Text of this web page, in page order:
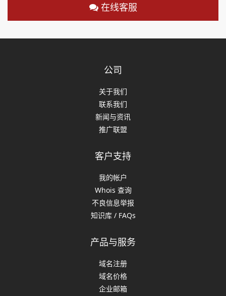
在线客服
公司
关于我们
联系我们
新闻与资讯
推广联盟
客户支持
我的帐户
Whois 查询
不良信息举报
知识库 / FAQs
产品与服务
域名注册
域名价格
企业邮箱